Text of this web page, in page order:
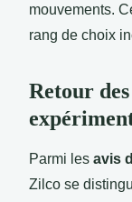
mouvements.
rang de choix
Retour
Parmi les avis
Zilco se